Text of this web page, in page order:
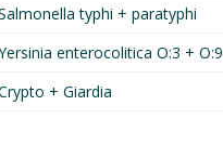
typhi + paratyphi
enterocolitica O:3 + O:9
+ Giardia